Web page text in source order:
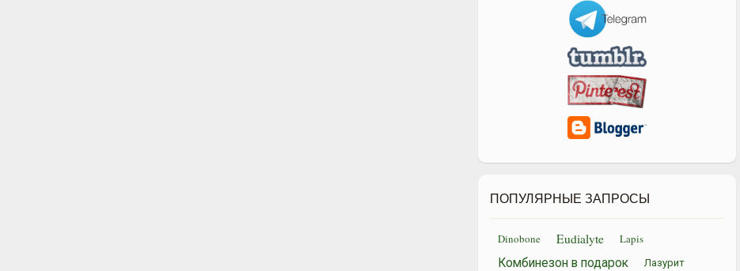
ПОПУЛЯРНЫЕ ЗАПРОСЫ
Dinobone Eudialyte Lapis
Комбинезон в подарок Лазурит